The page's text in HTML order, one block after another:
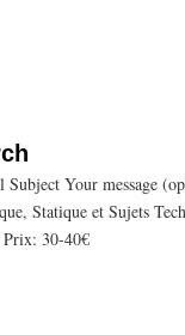
Your message
Statique et Sujets
30-40€